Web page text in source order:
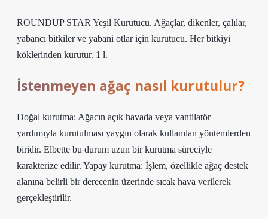
ROUNDUP STAR Yeşil Kurutucu. Ağaçlar, dikenler, çalılar,
yabancı bitkiler ve yabani otlar için kurutucu. Her bitkiyi
köklerinden kurutur. 1 l.
İstenmeyen ağaç nasıl kurutulur?
Doğal kurutma: Ağacın açık havada veya vantilatör
yardımıyla kurutulması yaygın olarak kullanılan yöntemlerden
biridir. Elbette bu durum uzun bir kurutma süreciyle
karakterize edilir. Yapay kurutma: İşlem, özellikle ağaç destek
alanına belirli bir derecenin üzerinde sıcak hava verilerek
gerçekleştirilir.